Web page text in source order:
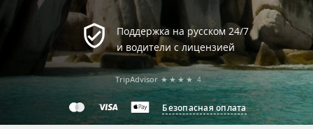
Поддержка на русском 24/7
и водители с лицензией
Безопасная оплата
TripAdvisor ★★★★ 4